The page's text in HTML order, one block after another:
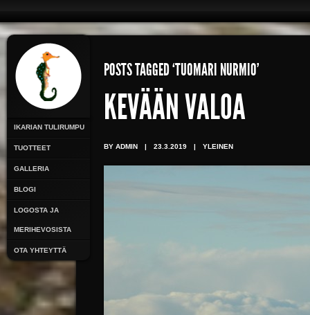
IKARIAN TULIRUMPU
TUOTTEET
GALLERIA
BLOGI
LOGOSTA JA
MERIHEVOSISTA
OTA YHTEYTTÄ
POSTS TAGGED ‘TUOMARI NURMIO’
KEVÄÄN VALOA
BY ADMIN | 23.3.2019 | YLEINEN